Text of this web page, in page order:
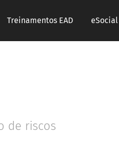
Treinamentos EAD eSocial
de riscos